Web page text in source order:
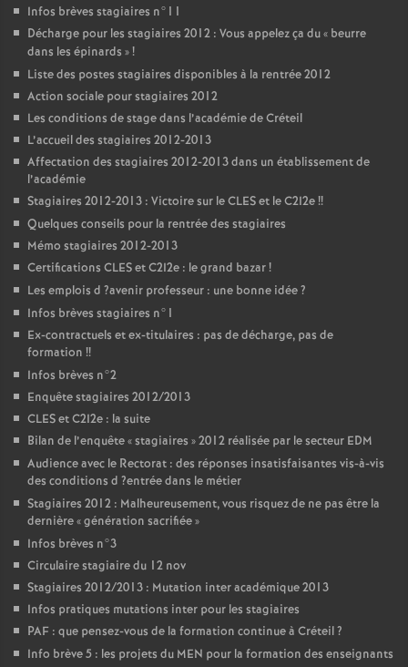
Infos brèves stagiaires n°11
Décharge pour les stagiaires 2012 : Vous appelez ça du « beurre
dans les épinards »!
Liste des postes stagiaires disponibles à la rentrée 2012
Action sociale pour stagiaires 2012
Les conditions de stage dans l’académie de Créteil
L’accueil des stagiaires 2012-2013
Affectation des stagiaires 2012-2013 dans un établissement de
l’académie
Stagiaires 2012-2013 : Victoire sur leCLESet le C2I2e!!
Quelques conseils pour la rentrée des stagiaires
Mémo stagiaires 2012-2013
Certifications CLESet C2I2e : le grand bazar!
Les emplois d ?avenir professeur : une bonne idée?
Infos brèves stagiaires n°1
Ex-contractuels et ex-titulaires : pas de décharge, pas de
formation !!
Infos brèves n°2
Enquête stagiaires 2012/2013
CLESet C2I2e : la suite
Bilan de l’enquête «stagiaires » 2012 réalisée par le secteur EDM
Audience avec le Rectorat : des réponses insatisfaisantes vis-à-vis
des conditions d ?entrée dans le métier
Stagiaires 2012 : Malheureusement, vous risquez de ne pas être la
dernière «génération sacrifiée»
Infos brèves n°3
Circulaire stagiaire du 12 nov
Stagiaires 2012/2013 : Mutation inter académique 2013
Infos pratiques mutations inter pour les stagiaires
PAF : que pensez-vous de la formation continue à Créteil?
Info brève 5 : les projets du MEN pour la formation des enseignants